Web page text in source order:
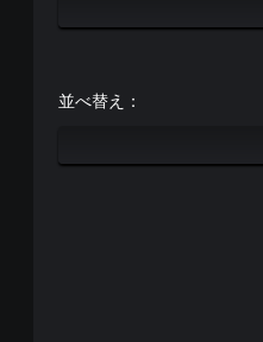
並べ替え：